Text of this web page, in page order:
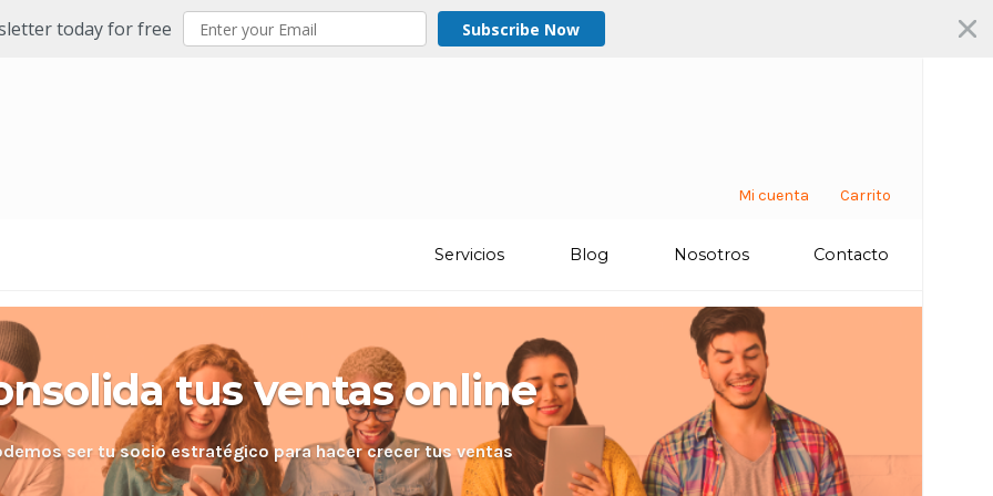
today for free
Subscribe Now
Mi cuenta Carrito
Contacto
Nosotros
Blog
Servicios
tus ventas online
ser tu socio estratégico para hacer crecer tus ventas